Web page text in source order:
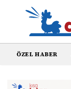
ÖZEL HABER